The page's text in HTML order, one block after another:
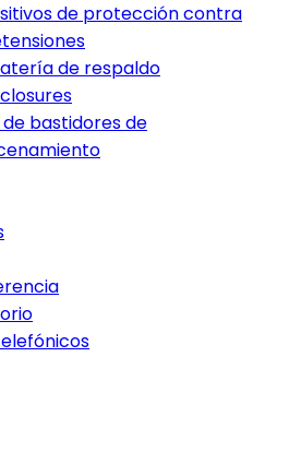
de protección contra
de respaldo
de bastidores de